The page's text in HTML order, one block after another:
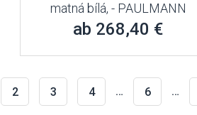
matná bílá, - PAULMANN
ab 268,40 €
2 3 4 … 6 …